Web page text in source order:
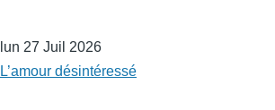
lun 27 Juil 2026
L’amour désintéressé